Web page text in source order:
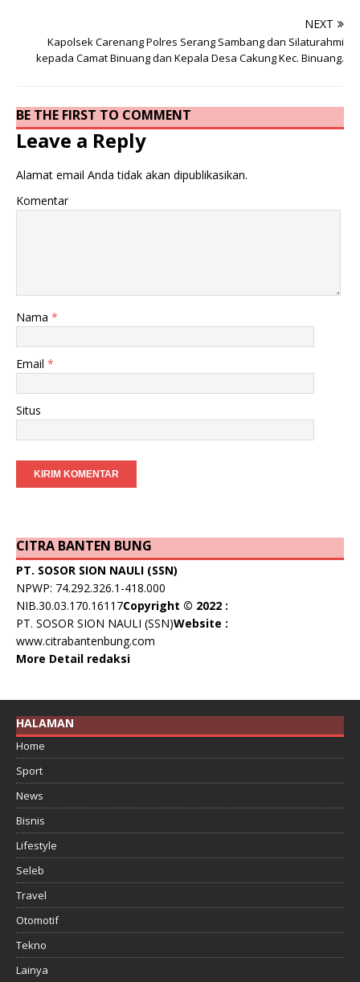
NEXT
Kapolsek Carenang Polres Serang Sambang dan Silaturahmi
kepada Camat Binuang dan Kepala Desa Cakung Kec. Binuang.
BE THE FIRST TO COMMENT
Leave a Reply
Alamat email Anda tidak akan dipublikasikan.
Komentar
Nama *
Email *
Situs
CITRA BANTEN BUNG
PT. SOSOR SION NAULI (SSN)
NPWP: 74.292.326.1-418.000
NIB.30.03.170.16117Copyright © 2022 :
PT. SOSOR SION NAULI (SSN)Website :
www.citrabantenbung.com
More Detail redaksi
HALAMAN
Home
Sport
News
Bisnis
Lifestyle
Seleb
Travel
Otomotif
Tekno
Lainya